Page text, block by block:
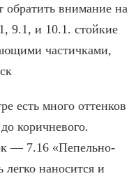
обратить внимание на
9.1, и 10.1. стойкие
частичками,
есть много оттенков
коричневого.
— 7.16 «Пепельно-
наносится и